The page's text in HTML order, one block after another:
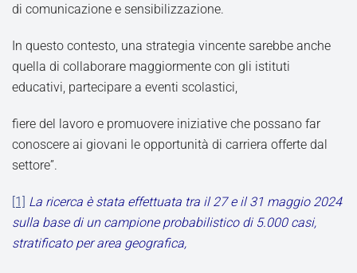
di comunicazione e sensibilizzazione.
In questo contesto, una strategia vincente sarebbe anche
quella di collaborare maggiormente con gli istituti
educativi, partecipare a eventi scolastici,
fiere del lavoro e promuovere iniziative che possano far
conoscere ai giovani le opportunità di carriera offerte dal
settore”.
[1] La ricerca è stata effettuata tra il 27 e il 31 maggio 2024
sulla base di un campione probabilistico di 5.000 casi,
stratificato per area geografica,